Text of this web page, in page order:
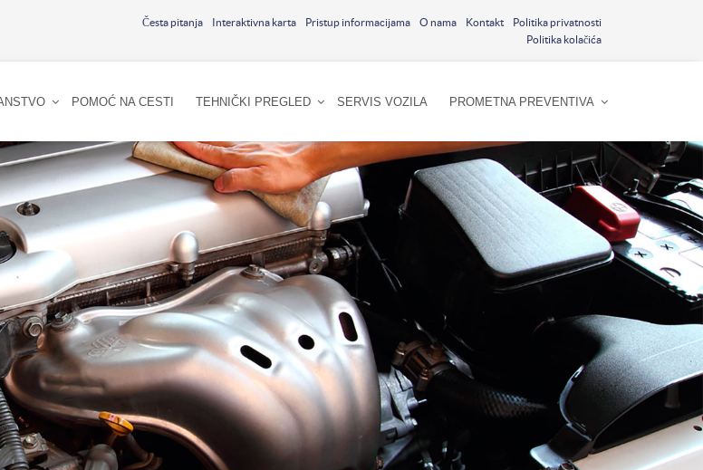
Česta pitanja Interaktivna karta Pristup informacijama O nama Kontakt
Politika privatnosti
Politika kolačića
POMOĆ NA CESTI TEHNIČKI PREGLED SERVIS VOZILA PROMETNA PREVENTIVA